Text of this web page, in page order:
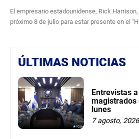
El empresario estadounidense, Rick Harrison,
próximo 8 de julio para estar presente en el
ÚLTIMAS NOTICIAS
Entrevistas
magistrados
lunes
7 agosto, 2026